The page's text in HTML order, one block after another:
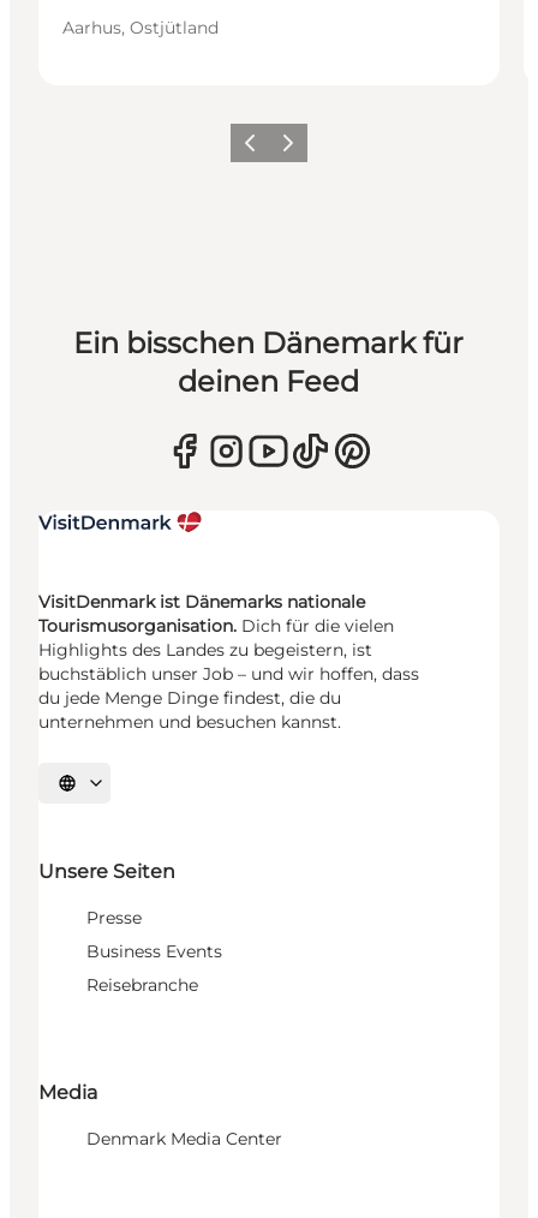
Aarhus, Ostjütland
ZurückWeiter
Ein bisschen Dänemark für
deinen Feed
VisitDenmark ist Dänemarks nationale
Tourismusorganisation. Dich für die vielen
Highlights des Landes zu begeistern, ist
buchstäblich unser Job – und wir hoffen, dass
du jede Menge Dinge findest, die du
unternehmen und besuchen kannst.
Sprache auswählen
Unsere Seiten
Presse
Business Events
Reisebranche
Media
Denmark Media Center